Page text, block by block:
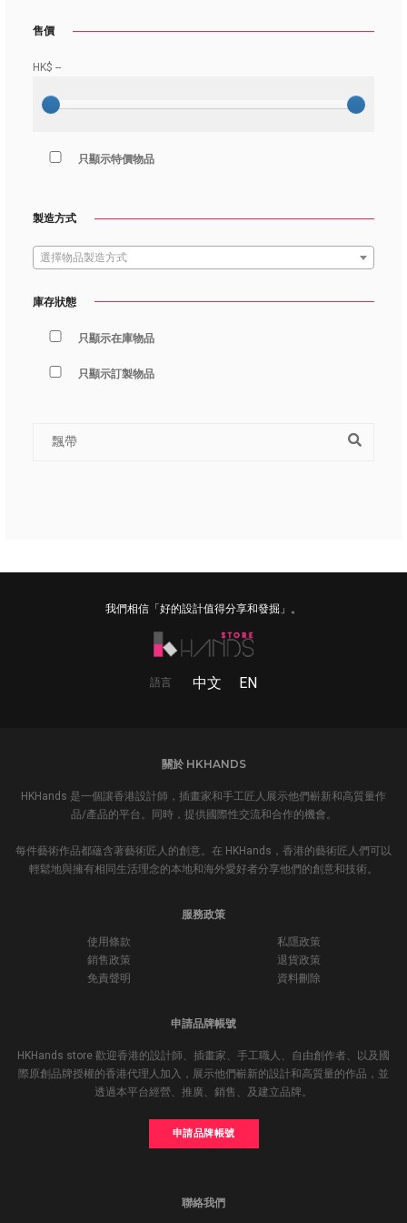
售價
HK$ --
只顯示特價物品
製造方式
選擇物品製造方式
庫存狀態
只顯示在庫物品
只顯示訂製物品
我們相信「好的設計值得分享和發掘」。
語言 中文 EN
關於 HKHANDS
HKHands 是一個讓香港設計師，插畫家和手工匠人展示他們嶄新和高質量作
品/產品的平台。同時，提供國際性交流和合作的機會。
每件藝術作品都蘊含著藝術匠人的創意。在 HKHands，香港的藝術匠人們可以
輕鬆地與擁有相同生活理念的本地和海外愛好者分享他們的創意和技術。
服務政策
使用條款
私隱政策
銷售政策
退貨政策
免責聲明
資料刪除
申請品牌帳號
HKHands store 歡迎香港的設計師、插畫家、手工職人、自由創作者、以及國
際原創品牌授權的香港代理人加入，展示他們嶄新的設計和高質量的作品，並
透過本平台經營、推廣、銷售、及建立品牌。
申請品牌帳號
聯絡我們